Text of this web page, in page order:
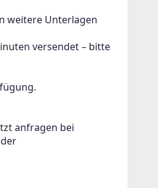
weitere Unterlagen
versendet – bitte
anfragen bei